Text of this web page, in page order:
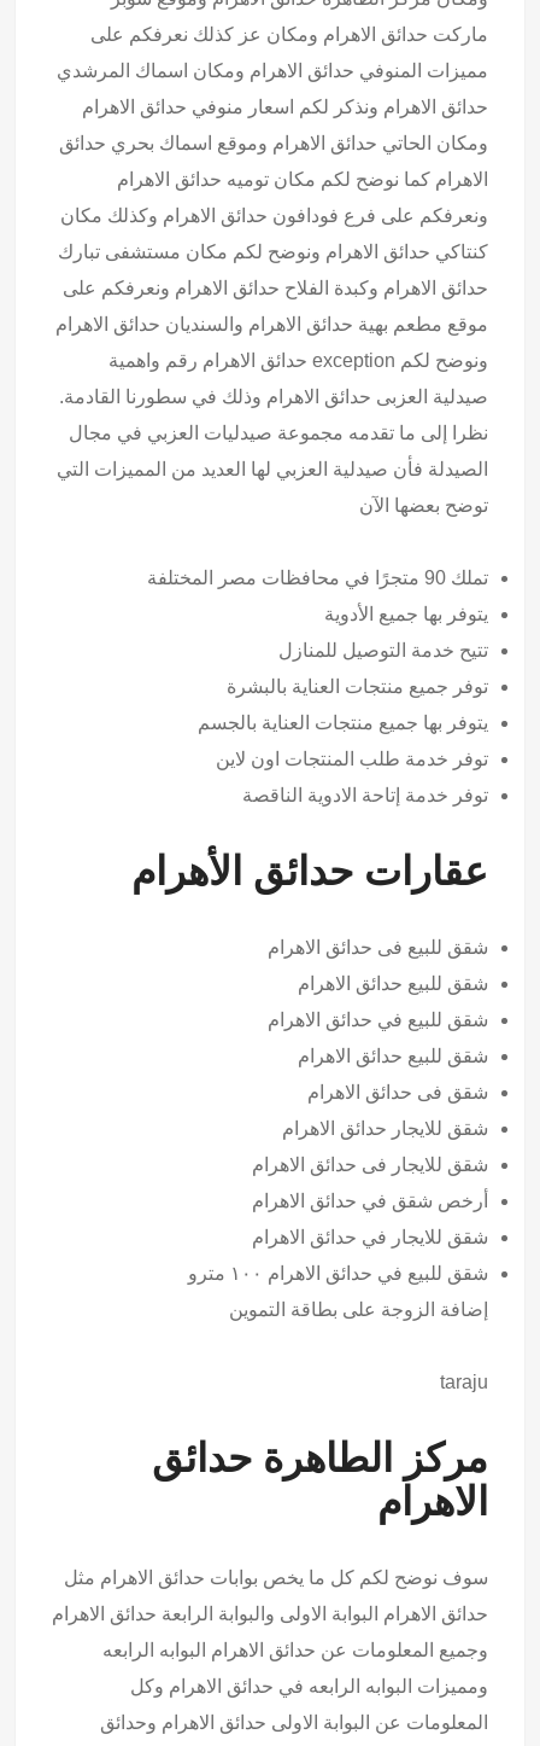
ماركت حدائق الاهرام ومكان عز كذلك نعرفكم على
مميزات المنوفي حدائق الاهرام ومكان اسماك المرشدي
حدائق الاهرام ونذكر لكم اسعار منوفي حدائق الاهرام
ومكان الحاتي حدائق الاهرام وموقع اسماك بحري حدائق
الاهرام كما نوضح لكم مكان توميه حدائق الاهرام
ونعرفكم على فرع فودافون حدائق الاهرام وكذلك مكان
كنتاكي حدائق الاهرام ونوضح لكم مكان مستشفى تبارك
حدائق الاهرام وكبدة الفلاح حدائق الاهرام ونعرفكم على
موقع مطعم بهية حدائق الاهرام والسنديان حدائق الاهرام
ونوضح لكم exception حدائق الاهرام رقم واهمية
صيدلية العزبى حدائق الاهرام وذلك في سطورنا القادمة.
نظرا إلى ما تقدمه مجموعة صيدليات العزبي في مجال
الصيدلة فأن صيدلية العزبي لها العديد من المميزات التي
توضح بعضها الآن
تملك 90 متجرًا في محافظات مصر المختلفة
يتوفر بها جميع الأدوية
تتيح خدمة التوصيل للمنازل
توفر جميع منتجات العناية بالبشرة
يتوفر بها جميع منتجات العناية بالجسم
توفر خدمة طلب المنتجات اون لاين
توفر خدمة إتاحة الادوية الناقصة
عقارات حدائق الأهرام
شقق للبيع فى حدائق الاهرام
شقق للبيع حدائق الاهرام
شقق للبيع في حدائق الاهرام
شقق للبيع حدائق الاهرام
شقق فى حدائق الاهرام
شقق للايجار حدائق الاهرام
شقق للايجار فى حدائق الاهرام
أرخص شقق في حدائق الاهرام
شقق للايجار في حدائق الاهرام
شقق للبيع في حدائق الاهرام ١٠٠ مترو
إضافة الزوجة على بطاقة التموين
taraju
مركز الطاهرة حدائق
الاهرام
سوف نوضح لكم كل ما يخص بوابات حدائق الاهرام مثل
حدائق الاهرام البوابة الاولى والبوابة الرابعة حدائق الاهرام
وجميع المعلومات عن حدائق الاهرام البوابه الرابعه
ومميزات البوابه الرابعه في حدائق الاهرام وكل
المعلومات عن البوابة الاولى حدائق الاهرام وحدائق